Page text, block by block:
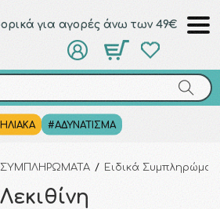
για αγορές άνω των 49€
#ΑΔΥΝΑΤΙΣΜΑ
ΣΥΜΠΛΗΡΩΜΑΤΑ / Ειδικά
Λεκιθίνη